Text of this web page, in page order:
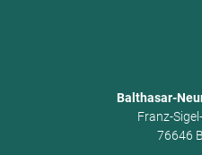
Balthasar-
Franz-
76646